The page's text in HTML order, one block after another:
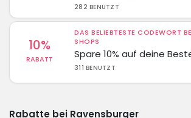
282 BENUTZT
10%
RABATT
DAS BELIEBTESTE CODEWORT
SHOPS
Spare 10% auf deine
311 BENUTZT
Rabatte bei Ravensburger